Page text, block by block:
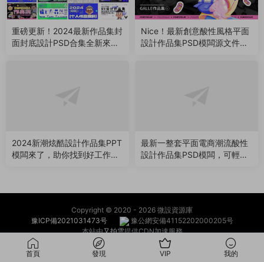
重磅更新！2024最新作品集封
面封底設計PSD合集全新來
Nice！最新創意酸性風格平面
設計作品集PSD模闆源文件來
2024新潮炫酷設計作品集PPT
模闆來了，助你找到好工作
最新一整套平面電商潮流酸性
設計作品集PSD模闆，可輕松
Copyright © 2020 - 2026 微設資源庫
豫ICP備2021031473号
豫公網安備41152202000205号
本站由又拍雲提供CDN加速服務
首頁 發現 VIP 我的